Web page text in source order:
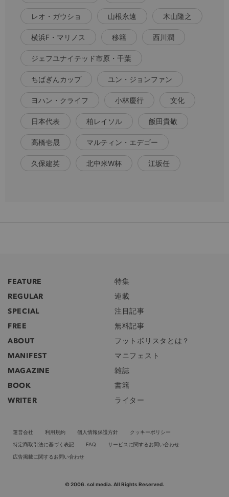
レオ・ガウショ 山根永遠 木山隆之
横浜F・マリノス 移籍 西川潤
ジェフユナイテッド市原・千葉
ちばぎんカップ ユン・ジョンファン
ヨハン・クライフ 小林慶行 文化
日本代表 柏レイソル 飯田貴敬
高橋壱晟 マルティン・エデゴー
久保建英 北中米W杯 江坂任
FEATURE
特集
REGULAR
連載
SPECIAL
注目記事
FREE
無料記事
ABOUT
フットボリスタとは？
MANIFEST
マニフェスト
MAGAZINE
雑誌
BOOK
書籍
WRITER
ライター
運営会社 利用規約 個人情報保護方針
クッキーポリシー
特定商取引法に基づく表記
FAQ
サービスに関するお問い合わせ
広告掲載に関するお問い合わせ
© 2006. sol media. All Rights Reserved.